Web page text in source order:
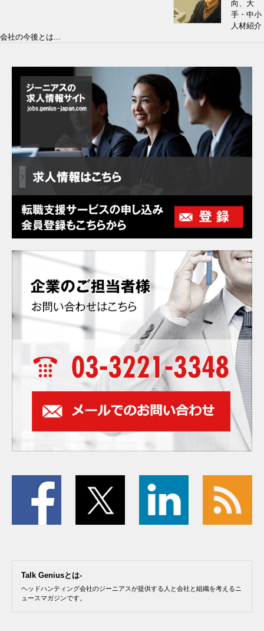
向、大
手・中小
人材紹介
会社の今後とは...
Talk Geniusとは-
ヘッドハンティング会社のジーニアスが提供する人と会社と組織を考えるニ
ュースマガジンです。